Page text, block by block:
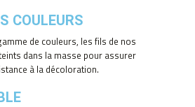
COULEURS
de couleurs, les fils de nos
dans la masse pour assurer
à la décoloration.